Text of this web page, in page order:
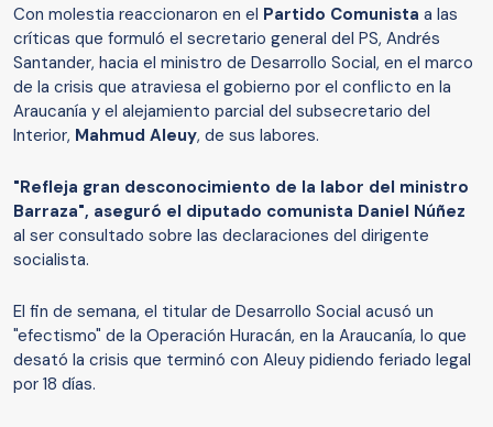
Con molestia reaccionaron en el Partido Comunista a las
críticas que formuló el secretario general del PS, Andrés
Santander, hacia el ministro de Desarrollo Social, en el marco
de la crisis que atraviesa el gobierno por el conflicto en la
Araucanía y el alejamiento parcial del subsecretario del
Interior, Mahmud Aleuy, de sus labores.
"Refleja gran desconocimiento de la labor del ministro
Barraza", aseguró el diputado comunista Daniel Núñez
al ser consultado sobre las declaraciones del dirigente
socialista.
El fin de semana, el titular de Desarrollo Social acusó un
"efectismo" de la Operación Huracán, en la Araucanía, lo que
desató la crisis que terminó con Aleuy pidiendo feriado legal
por 18 días.